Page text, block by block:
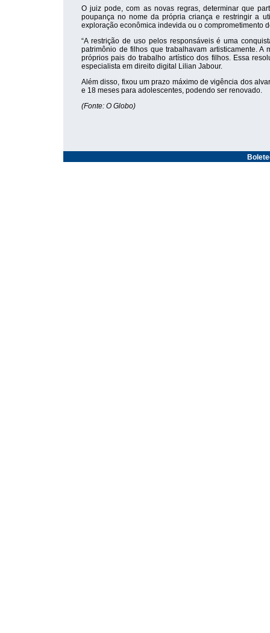
O juiz pode, com as novas regras, determinar que
poupança no nome da própria criança e restringir a
exploração econômica indevida ou o comprometimento
“A restrição de uso pelos responsáveis é uma
patrimônio de filhos que trabalhavam artisticamente.
próprios pais do trabalho artístico dos filhos. Essa
especialista em direito digital Lilian Jabour.
Além disso, fixou um prazo máximo de vigência dos
e 18 meses para adolescentes, podendo ser renovado.
(Fonte: O Globo)